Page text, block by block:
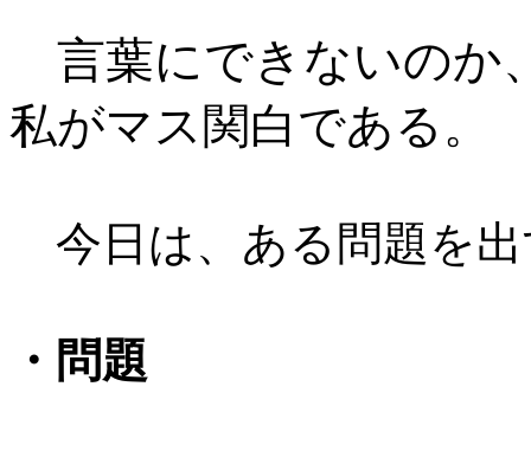
言葉にできないのか
私がマス関白である 。
今日は、ある問題を出
・問題